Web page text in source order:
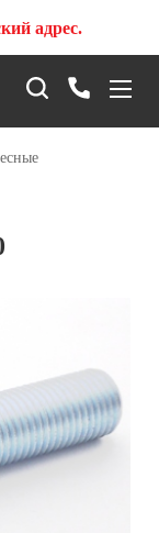
адрес.